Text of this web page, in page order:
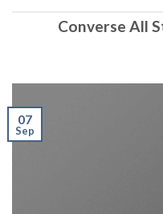
Converse All
07
Sep